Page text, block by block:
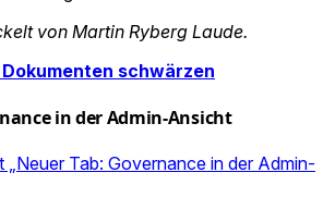
von Martin Ryberg Laude.
schwärzen
in der Admin-Ansicht
„Neuer Tab: Governance in der Admin-